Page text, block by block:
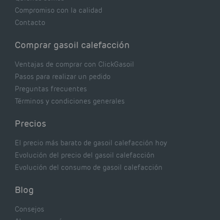
Compromiso con la calidad
Contacto
Comprar gasoil calefacción
Ventajas de comprar con ClickGasoil
Pasos para realizar un pedido
Preguntas frecuentes
Términos y condiciones generales
Precios
El precio más barato de gasoil calefacción hoy
Evolución del precio del gasoil calefacción
Evolución del consumo de gasoil calefacción
Blog
Consejos